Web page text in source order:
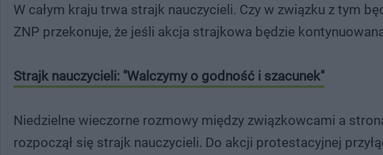
W całym kraju trwa strajk nauczycieli. Czy w związku z tym
ZNP przekonuje, że jeśli akcja strajkowa będzie
Strajk nauczycieli: "Walczymy o godność i szacunek"
Niedzielne wieczorne rozmowy między związkowcami a
rozpoczął się strajk nauczycieli. Do akcji protestacyjnej